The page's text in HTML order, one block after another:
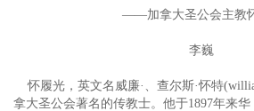
——加拿大圣公会主教
李巍
怀履光，英文名威廉·、查尔斯·怀特
拿大圣公会著名的传教士。他于1897年来华